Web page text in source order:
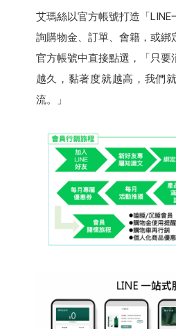
艾瑪絲以官方帳號打造「
詢購物金、訂單、會籍，或綁
官方帳號中直接點選，「只要
越久，黏著度就越高，我們
流。」